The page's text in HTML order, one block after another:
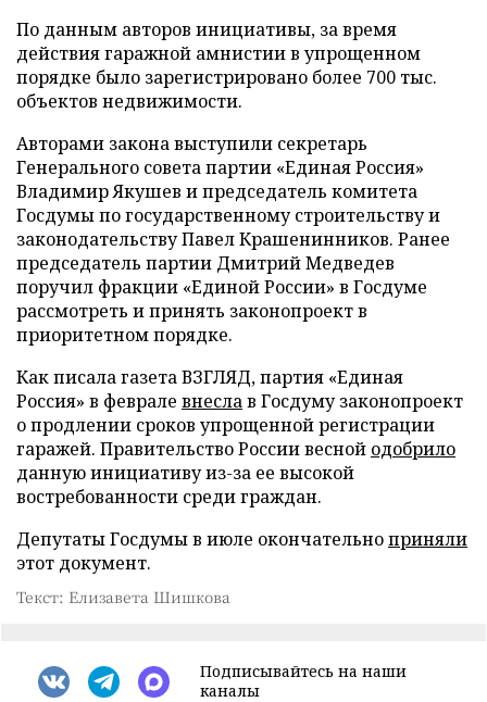
По данным авторов инициативы, за время
действия гаражной амнистии в упрощенном
порядке было зарегистрировано более 700 тыс.
объектов недвижимости.
Авторами закона выступили секретарь
Генерального совета партии «Единая Россия»
Владимир Якушев и председатель комитета
Госдумы по государственному строительству и
законодательству Павел Крашенинников. Ранее
председатель партии Дмитрий Медведев
поручил фракции «Единой России» в Госдуме
рассмотреть и принять законопроект в
приоритетном порядке.
Как писала газета ВЗГЛЯД, партия «Единая
Россия» в феврале внеслав Госдуму законопроект
о продлении сроков упрощенной регистрации
гаражей. Правительство России весной одобрило
данную инициативу из-за ее высокой
востребованности среди граждан.
Депутаты Госдумы в июле окончательноприняли
этот документ.
Текст: Елизавета Шишкова
Подписывайтесь на наши
каналы